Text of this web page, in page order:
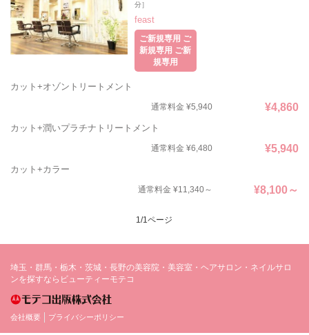
分］
feast
ご新規専用 ご
新規専用 ご新
規専用
カット+オゾントリートメント
通常料金 ¥5,940 ¥4,860
カット+潤いプラチナトリートメント
通常料金 ¥6,480 ¥5,940
カット+カラー
通常料金 ¥11,340～ ¥8,100～
1/1ページ
埼玉・群馬・栃木・茨城・長野の美容院・美容室・ヘアサロン・ネイルサロ
ンを探すならビューティーモテコ
会社概要 プライバシーポリシー